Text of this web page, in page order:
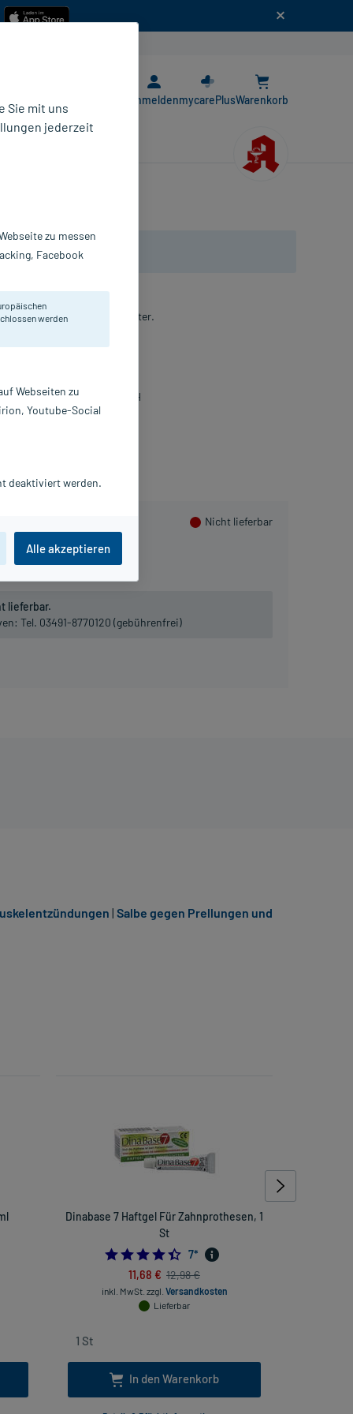
AnmeldenmycarePlusWarenkorb
Nicht lieferbar
1000 ml
lieferbar.
Tel. 03491-8770120 (gebührenfrei)
und bei Muskelkater.
Dieterich GmbH
Dinabase 7 Haftgel Für Zahnprothesen, 1
St
4.428571428571429
7*
11,68 € 12,98 €
inkl. MwSt. zzgl. Versandkosten
Lieferbar
In den Warenkorb
| Salbe gegen Prellungen und
Sie mit uns
jederzeit
zu messen
Facebook
werden
Webseiten zu
Youtube-Social
deaktiviert werden.
Alle akzeptieren